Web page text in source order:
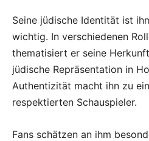
Seine jüdische Identität ist
wichtig. In verschiedenen
thematisiert er seine
jüdische Repräsentation in
Authentizität macht ihn zu
respektierten Schauspieler.
Fans schätzen an ihm